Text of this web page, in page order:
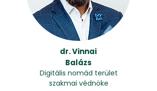
dr. Vinnai
Balázs
Digitális nomád terület
szakmai védnöke